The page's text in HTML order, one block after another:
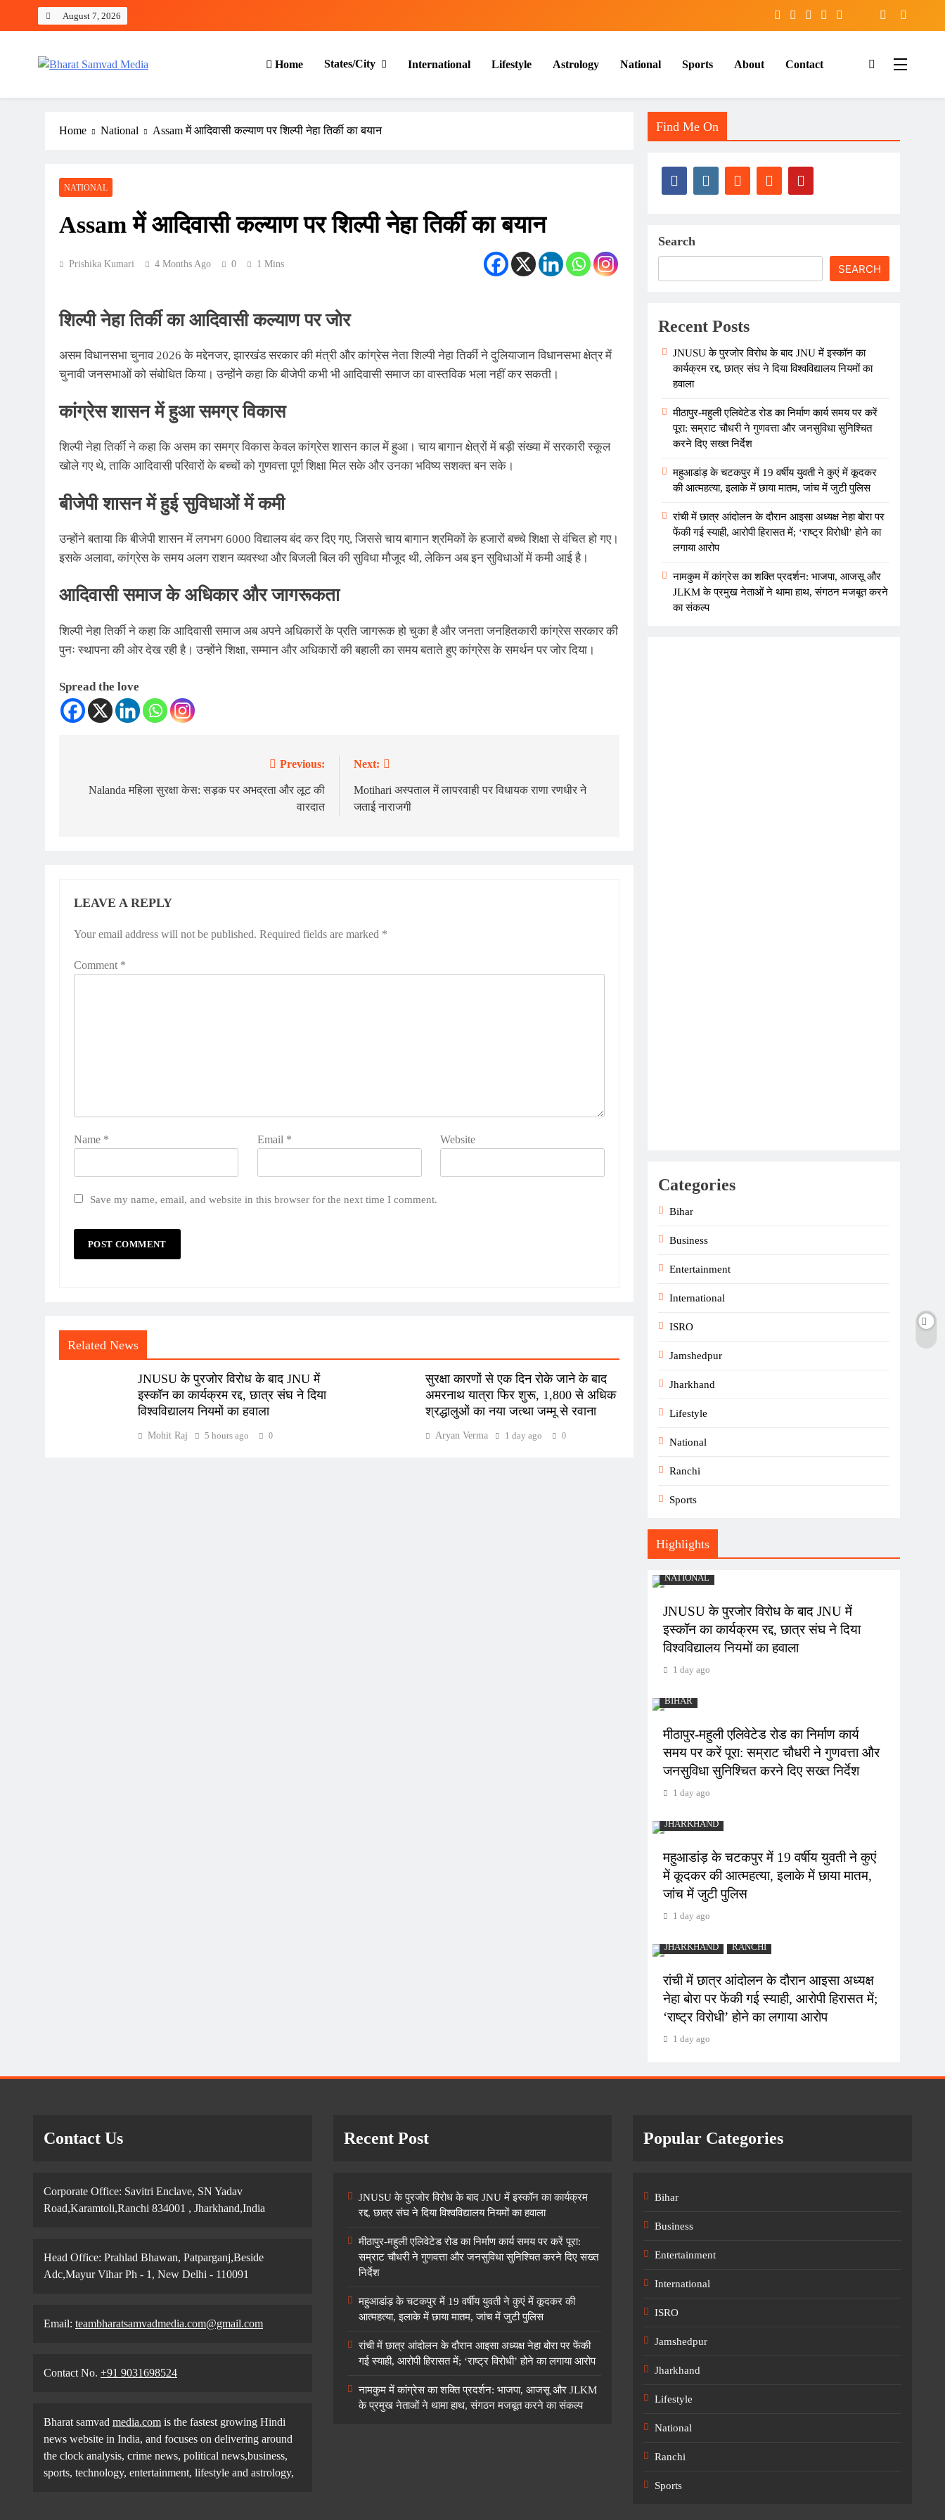
August 7, 2026
Home States/City International Lifestyle Astrology National Sports About Contact
Home National Assam में आदिवासी कल्याण पर शिल्पी नेहा तिर्की का बयान
NATIONAL
Assam में आदिवासी कल्याण पर शिल्पी नेहा तिर्की का बयान
Prishika Kumari 4 Months Ago 0 1 Mins
शिल्पी नेहा तिर्की का आदिवासी कल्याण पर जोर
असम विधानसभा चुनाव 2026 के मद्देनजर, झारखंड सरकार की मंत्री और कांग्रेस नेता शिल्पी नेहा तिर्की ने दुलियाजान विधानसभा क्षेत्र में
चुनावी जनसभाओं को संबोधित किया। उन्होंने कहा कि बीजेपी कभी भी आदिवासी समाज का वास्तविक भला नहीं कर सकती।
कांग्रेस शासन में हुआ समग्र विकास
शिल्पी नेहा तिर्की ने कहा कि असम का समग्र विकास केवल कांग्रेस शासन काल में हुआ। चाय बागान क्षेत्रों में बड़ी संख्या में सरकारी स्कूल
खोले गए थे, ताकि आदिवासी परिवारों के बच्चों को गुणवत्ता पूर्ण शिक्षा मिल सके और उनका भविष्य सशक्त बन सके।
बीजेपी शासन में हुई सुविधाओं में कमी
उन्होंने बताया कि बीजेपी शासन में लगभग 6000 विद्यालय बंद कर दिए गए, जिससे चाय बागान श्रमिकों के हजारों बच्चे शिक्षा से वंचित हो गए।
इसके अलावा, कांग्रेस के समय अलग राशन व्यवस्था और बिजली बिल की सुविधा मौजूद थी, लेकिन अब इन सुविधाओं में कमी आई है।
आदिवासी समाज के अधिकार और जागरूकता
शिल्पी नेहा तिर्की ने कहा कि आदिवासी समाज अब अपने अधिकारों के प्रति जागरूक हो चुका है और जनता जनहितकारी कांग्रेस सरकार की
पुनः स्थापना की ओर देख रही है। उन्होंने शिक्षा, सम्मान और अधिकारों की बहाली का समय बताते हुए कांग्रेस के समर्थन पर जोर दिया।
Spread the love
navigation
Previous:
Nalanda महिला सुरक्षा केस: सड़क पर अभद्रता और लूट की
वारदात
Next:
Motihari अस्पताल में लापरवाही पर विधायक राणा रणधीर ने
जताई नाराजगी
LEAVE A REPLY
Your email address will not be published. Required fields are marked *
Comment *
Name * Email * Website
Save my name, email, and website in this browser for the next time I comment.
Related News
JNUSU के पुरजोर विरोध के बाद JNU में
इस्कॉन का कार्यक्रम रद्द, छात्र संघ ने दिया
विश्वविद्यालय नियमों का हवाला
Mohit Raj 5 hours ago 0
सुरक्षा कारणों से एक दिन रोके जाने के बाद
अमरनाथ यात्रा फिर शुरू, 1,800 से अधिक
श्रद्धालुओं का नया जत्था जम्मू से रवाना
Aryan Verma 1 day ago 0
Find Me On
Search
SEARCH
Recent Posts
JNUSU के पुरजोर विरोध के बाद JNU में इस्कॉन का
कार्यक्रम रद्द, छात्र संघ ने दिया विश्वविद्यालय नियमों का
हवाला
मीठापुर-महुली एलिवेटेड रोड का निर्माण कार्य समय पर करें
पूरा: सम्राट चौधरी ने गुणवत्ता और जनसुविधा सुनिश्चित
करने दिए सख्त निर्देश
महुआडांड़ के चटकपुर में 19 वर्षीय युवती ने कुएं में कूदकर
की आत्महत्या, इलाके में छाया मातम, जांच में जुटी पुलिस
रांची में छात्र आंदोलन के दौरान आइसा अध्यक्ष नेहा बोरा पर
फेंकी गई स्याही, आरोपी हिरासत में; ‘राष्ट्र विरोधी’ होने का
लगाया आरोप
नामकुम में कांग्रेस का शक्ति प्रदर्शन: भाजपा, आजसू और
JLKM के प्रमुख नेताओं ने थामा हाथ, संगठन मजबूत करने
का संकल्प
Categories
Bihar
Business
Entertainment
International
ISRO
Jamshedpur
Jharkhand
Lifestyle
National
Ranchi
Sports
Highlights
NATIONAL
JNUSU के पुरजोर विरोध के बाद JNU में
इस्कॉन का कार्यक्रम रद्द, छात्र संघ ने दिया
विश्वविद्यालय नियमों का हवाला
1 day ago
BIHAR
मीठापुर-महुली एलिवेटेड रोड का निर्माण कार्य
समय पर करें पूरा: सम्राट चौधरी ने गुणवत्ता और
जनसुविधा सुनिश्चित करने दिए सख्त निर्देश
1 day ago
JHARKHAND
महुआडांड़ के चटकपुर में 19 वर्षीय युवती ने कुएं
में कूदकर की आत्महत्या, इलाके में छाया मातम,
जांच में जुटी पुलिस
1 day ago
JHARKHAND RANCHI
रांची में छात्र आंदोलन के दौरान आइसा अध्यक्ष
नेहा बोरा पर फेंकी गई स्याही, आरोपी हिरासत में;
‘राष्ट्र विरोधी’ होने का लगाया आरोप
1 day ago
Contact Us
Corporate Office: Savitri Enclave, SN Yadav
Road,Karamtoli,Ranchi 834001 , Jharkhand,India
Head Office: Prahlad Bhawan, Patparganj,Beside
Adc,Mayur Vihar Ph - 1, New Delhi - 110091
Email: teambharatsamvadmedia.com@gmail.com
Contact No. ‪ +91 9031698524
Bharat samvad media.com is the fastest growing Hindi
news website in India, and focuses on delivering around
the clock analysis, crime news, political news,business,
sports, technology, entertainment, lifestyle and astrology,
Recent Post
JNUSU के पुरजोर विरोध के बाद JNU में इस्कॉन का कार्यक्रम
रद्द, छात्र संघ ने दिया विश्वविद्यालय नियमों का हवाला
मीठापुर-महुली एलिवेटेड रोड का निर्माण कार्य समय पर करें पूरा:
सम्राट चौधरी ने गुणवत्ता और जनसुविधा सुनिश्चित करने दिए सख्त
निर्देश
महुआडांड़ के चटकपुर में 19 वर्षीय युवती ने कुएं में कूदकर की
आत्महत्या, इलाके में छाया मातम, जांच में जुटी पुलिस
रांची में छात्र आंदोलन के दौरान आइसा अध्यक्ष नेहा बोरा पर फेंकी
गई स्याही, आरोपी हिरासत में; ‘राष्ट्र विरोधी’ होने का लगाया आरोप
नामकुम में कांग्रेस का शक्ति प्रदर्शन: भाजपा, आजसू और JLKM
के प्रमुख नेताओं ने थामा हाथ, संगठन मजबूत करने का संकल्प
Popular Categories
Bihar
Business
Entertainment
International
ISRO
Jamshedpur
Jharkhand
Lifestyle
National
Ranchi
Sports